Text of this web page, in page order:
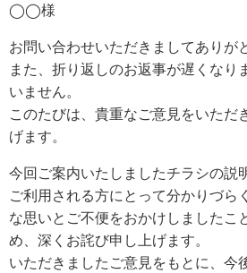
◯◯様
お問い合わせいただきましてありが
また、折り返しのお返事が遅くなり
いません。
このたびは、貴重なご意見をいただ
げます。
今回ご案内いたしましたチラシの説
ご利用される方にとって分かりづら
な思いとご不便をおかけしましたこ
め、深くお詫び申し上げます。
いただきましたご意見をもとに、今